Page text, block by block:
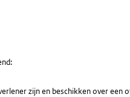
zijn en beschikken over